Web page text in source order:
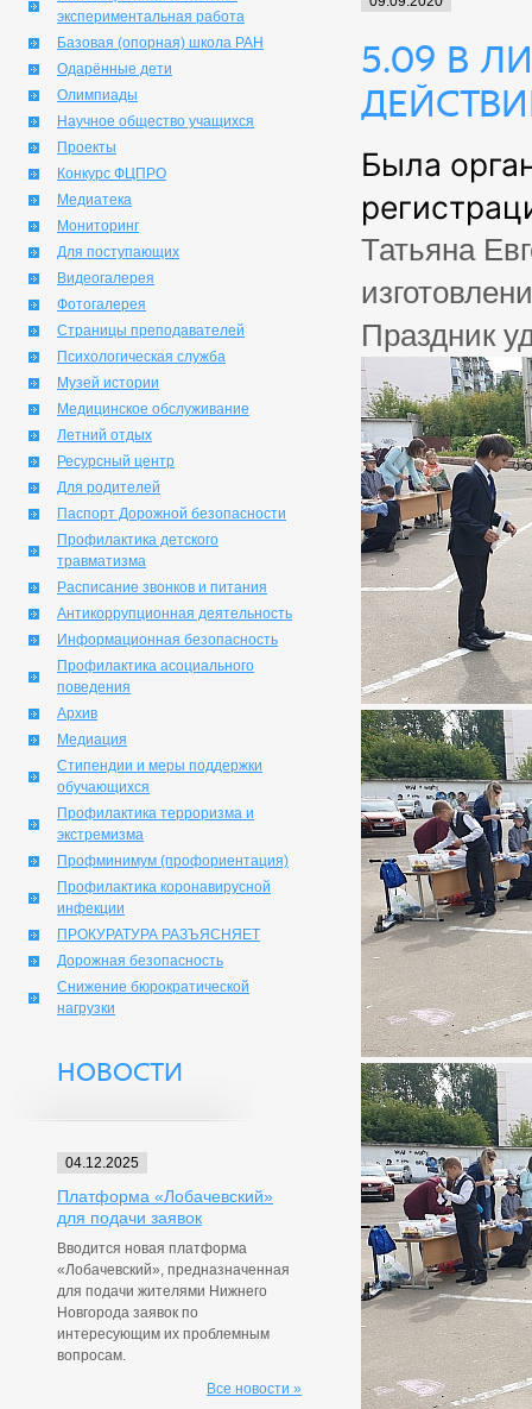
экспериментальная работа
Базовая (опорная) школа РАН
Одарённые дети
Олимпиады
Научное общество учащихся
Проекты
Конкурс ФЦПРО
Медиатека
Мониторинг
Для поступающих
Видеогалерея
Фотогалерея
Страницы преподавателей
Психологическая служба
Музей истории
Медицинское обслуживание
Летний отдых
Ресурсный центр
Для родителей
Паспорт Дорожной безопасности
Профилактика детского
травматизма
Расписание звонков и питания
Антикоррупционная деятельность
Информационная безопасность
Профилактика асоциального
поведения
Архив
Медиация
Стипендии и меры поддержки
обучающихся
Профилактика терроризма и
экстремизма
Профминимум (профориентация)
Профилактика коронавирусной
инфекции
ПРОКУРАТУРА РАЗЪЯСНЯЕТ
Дорожная безопасность
Снижение бюрократической
нагрузки
НОВОСТИ
04.12.2025
Платформа «Лобачевский»
для подачи заявок
Вводится новая платформа
«Лобачевский», предназначенная
для подачи жителями Нижнего
Новгорода заявок по
интересующим их проблемным
вопросам.
Все новости »
5.09 в
Была
Татьяна
Праздник